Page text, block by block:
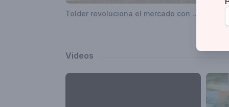
Tolder revoluciona el mercado con los pisos Gres porcelánicos, en un exclusivo desayuno para arquitectos
Videos